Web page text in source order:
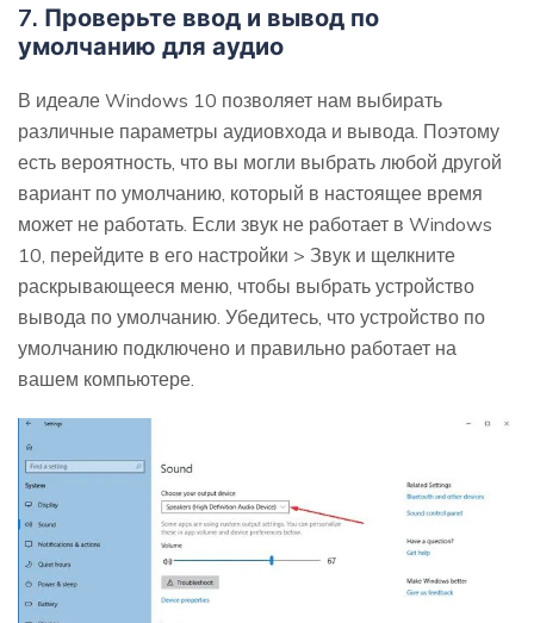
7. Проверьте ввод и вывод по
умолчанию для аудио
В идеале Windows 10 позволяет нам выбирать
различные параметры аудиовхода и вывода. Поэтому
есть вероятность, что вы могли выбрать любой другой
вариант по умолчанию, который в настоящее время
может не работать. Если звук не работает в Windows
10, перейдите в его настройки > Звук и щелкните
раскрывающееся меню, чтобы выбрать устройство
вывода по умолчанию. Убедитесь, что устройство по
умолчанию подключено и правильно работает на
вашем компьютере.